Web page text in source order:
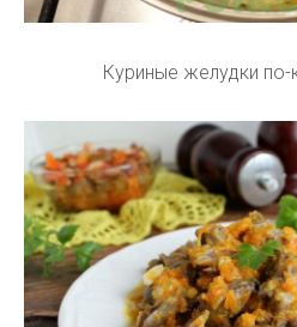
Куриные желудки по-